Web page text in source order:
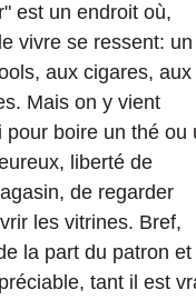
est un endroit où,
vivre se ressent: un
aux cigares, aux
Mais on y vient
pour boire un thé ou
liberté de
de regarder
les vitrines. Bref,
la part du patron et
tant il est